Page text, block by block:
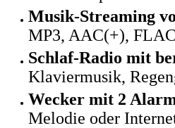
Musik-Streaming
MP3, AAC(+),
Schlaf-Radio mit
Klaviermusik,
Wecker mit 2
Melodie oder